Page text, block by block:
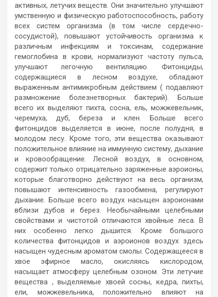
активных, летучих веществ. Они значительно улучшают
умственную и физическую работоспособность, работу
всех систем организма (в том числе сердечно-
сосудистой), повышают устойчивость организма к
различным инфекциям и токсинам, содержание
гемоглобина в крови, нормализуют частоту пульса,
улучшают легочную вентиляцию. Фитонциды,
содержащиеся в лесном воздухе, обладают
выраженным антимикробным действием ( подавляют
размножение болезнетворных бактерий). Больше
всего их выделяют пихта, сосна, ель, можжевельник,
черемуха, дуб, береза и клен. Больше всего
фитонцидов выделяется в июне, после полудня, в
молодом лесу. Кроме того, эти вещества оказывают
положительное влияние на иммунную систему, дыхание
и кровообращение. Лесной воздух, в основном,
содержит только отрицательно заряженные аэроионы,
которые благотворно действуют на весь организм,
повышают интенсивность газообмена, регулируют
дыхание. Больше всего воздух насыщен аэроионами
вблизи дубов и берез. Необычайными целебными
свойствами и чистотой отличаются хвойные леса. В
них особенно легко дышится. Кроме большого
количества фитонцидов и аэроионов воздух здесь
насыщен чудесным ароматом смолы. Содержащееся в
хвое эфирное масло, окисляясь кислородом,
насыщает атмосферу целебным озоном. Эти летучие
вещества , выделяемые хвоей сосны, кедра, пихты,
ели, можжевельника, положительно влияют на